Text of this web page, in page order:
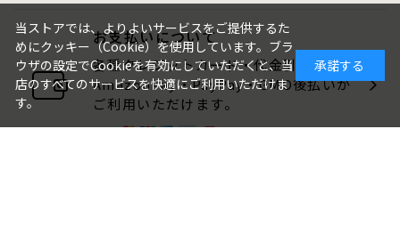
お支払いについて
各種クレジットカード・代金引換・
AmazonPay・PayPay・GMO後払いが
ご利用いただけます。
当ストアでは、よりよいサービスをご提供するた
めにクッキー（Cookie）を使用しています。ブラ
ウザの設定でCookieを有効にしていただくと、当
店のすべてのサービスを快適にご利用いただけま
す。
承諾する